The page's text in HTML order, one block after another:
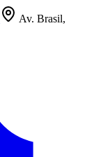
Av. Brasil,